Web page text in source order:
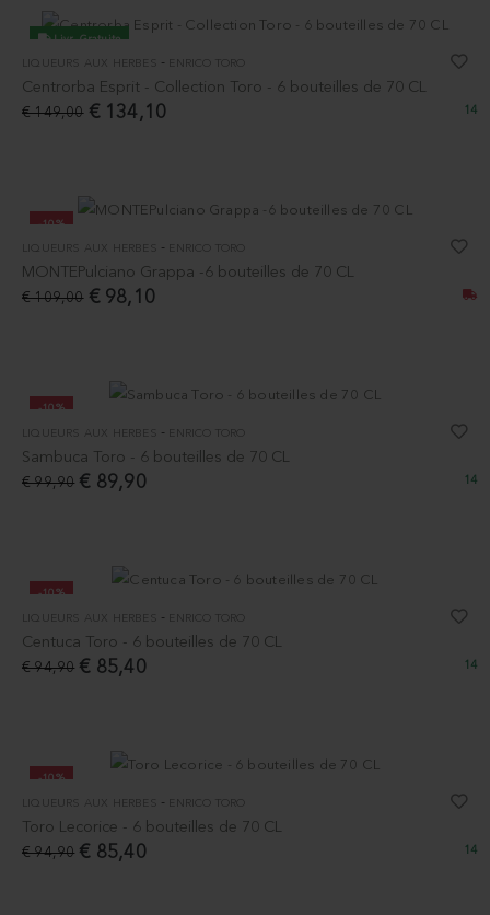
Livr. Gratuite
LIQUEURS AUX HERBES - ENRICO TORO
Centrorba Esprit - Collection Toro - 6 bouteilles de 70 CL
€ 134,10
€ 149,00 14
-10%
LIQUEURS AUX HERBES - ENRICO TORO
MONTEPulciano Grappa -6 bouteilles de 70 CL
€ 98,10
€ 109,00
-10%
LIQUEURS AUX HERBES - ENRICO TORO
Sambuca Toro - 6 bouteilles de 70 CL
€ 89,90
€ 99,90 14
-10%
LIQUEURS AUX HERBES - ENRICO TORO
Centuca Toro - 6 bouteilles de 70 CL
€ 85,40
€ 94,90 14
-10%
LIQUEURS AUX HERBES - ENRICO TORO
Toro Lecorice - 6 bouteilles de 70 CL
€ 85,40
€ 94,90 14